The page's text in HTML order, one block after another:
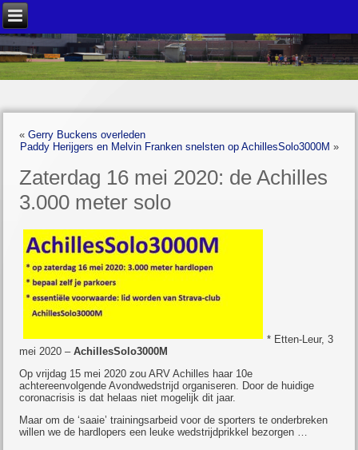
«Gerry Buckens overleden
Paddy Herijgers en Melvin Franken snelsten op AchillesSolo3000M »
Zaterdag 16 mei 2020: de Achilles
3.000 meter solo
* Etten-Leur, 3
mei 2020 –AchillesSolo3000M
Op vrijdag 15 mei 2020 zou ARV Achilles haar 10e
achtereenvolgende Avondwedstrijd organiseren. Door de huidige
coronacrisis is dat helaas niet mogelijk dit jaar.
Maar om de ‘saaie’ trainingsarbeid voor de sporters te onderbreken
willen we de hardlopers een leuke wedstrijdprikkel bezorgen …